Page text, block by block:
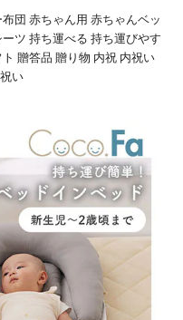
団 赤ちゃん用 赤ちゃんベッ
ツ 持ち運べる 持ち運びやす
贈答品 贈り物 内祝 内祝い
い